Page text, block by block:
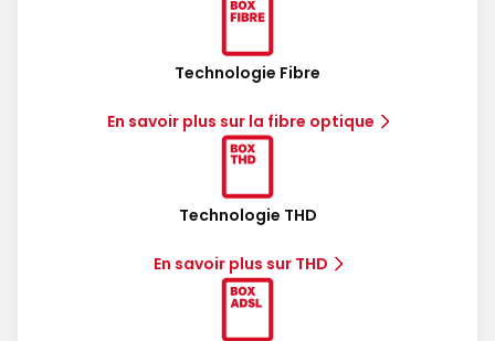
Technologie Fibre
En savoir plus sur la fibre optique
Technologie THD
En savoir plus sur THD